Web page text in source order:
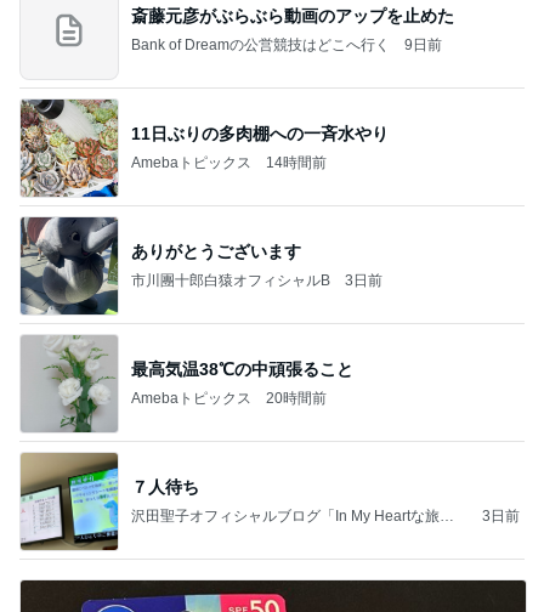
斎藤元彦がぶらぶら動画のアップを止めた
Bank of Dreamの公営競技はどこへ行く 9日前
11日ぶりの多肉棚への一斉水やり
Amebaトピックス 14時間前
ありがとうございます
市川團十郎白猿オフィシャルB 3日前
最高気温38℃の中頑張ること
Amebaトピックス 20時間前
７人待ち
沢田聖子オフィシャルブログ「In My Heartな旅日
3日前